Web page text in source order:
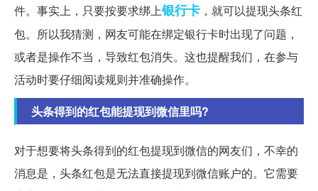
件。事实上，只要按要求绑上银行卡 ，就可以提现头条红
包。所以我猜测，网友可能在绑定银行卡时出现了问题，
或者是操作不当，导致红包消失。这也提醒我们，在参与
活动时要仔细阅读规则并准确操作。
头条得到的红包能提现到微信里吗?
对于想要将头条得到的红包提现到微信的网友们，不幸的
消息是，头条红包是无法直接提现到微信账户的。它需要